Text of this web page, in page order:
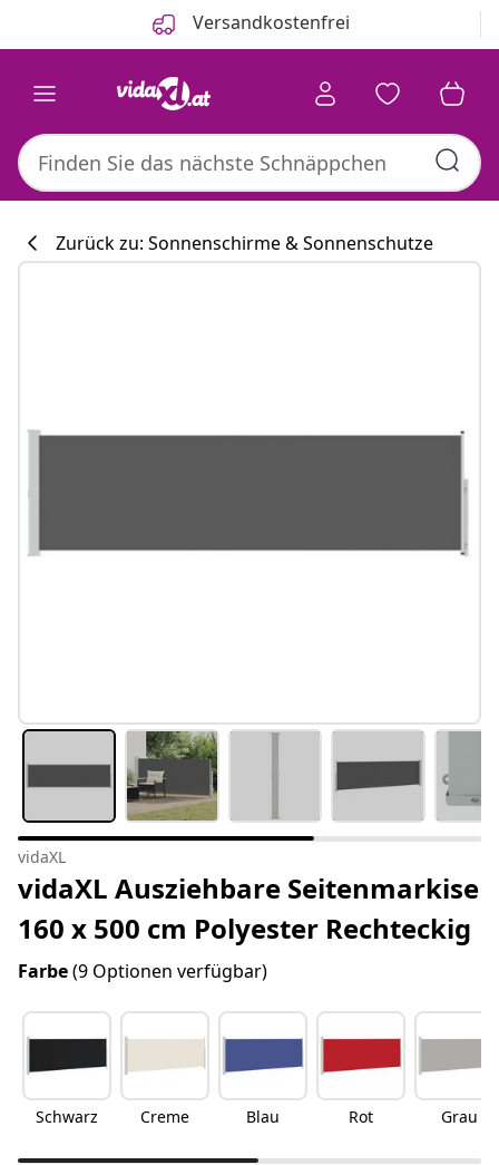
Versandkostenfrei
Zurück zu: Sonnenschirme & Sonnenschutze
vidaXL
vidaXL Ausziehbare Seitenmarkise
160 x 500 cm Polyester Rechteckig
Farbe(9 Optionen verfügbar)
Schwarz Creme Blau Rot Grau